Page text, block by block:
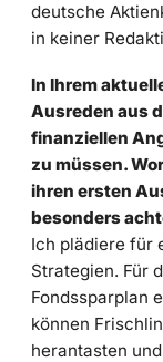
deutsche
in keiner
In Ihrem
Ausreden aus
finanziellen
zu müssen.
ihren ersten
besonders
Ich plädiere für
Strategien. Für
Fondssparplan
können
herantasten